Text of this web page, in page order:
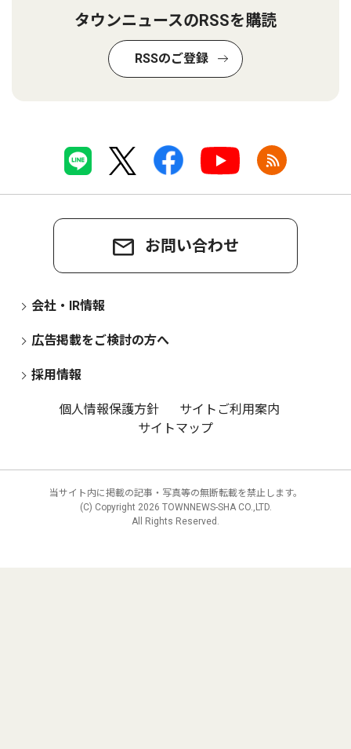
タウンニュースのRSSを購読
RSSのご登録
お問い合わせ
会社・IR情報
広告掲載をご検討の方へ
採用情報
個人情報保護方針
サイトご利用案内
サイトマップ
当サイト内に掲載の記事・写真等の無断転載を禁止します。
(C) Copyright 2026 TOWNNEWS-SHA CO.,LTD.
All Rights Reserved.